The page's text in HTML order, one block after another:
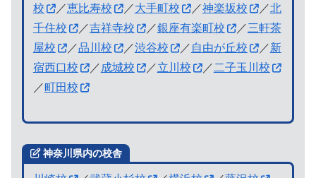
校
／恵比寿校 ／大手町校 ／神楽坂校 ／北
千住校
／吉祥寺校 ／銀座有楽町校 ／三軒茶
屋校
／品川校 ／渋谷校 ／ 自由が丘校 ／新
宿西口校
／成城校 ／立川校 ／二子玉川校
／町田校
神奈川県内の校舎